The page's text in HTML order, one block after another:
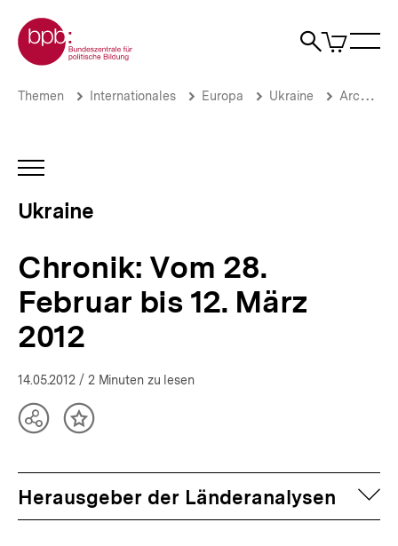
zum
Seiteninhalt
springen
Zur Startseite der bpb
Suche
Artikel
im
Chronik:
bis
12.
März
2012
Analysen
bpb.de
Brotkrümelnavigation
Pfadnavigation
Themen Internationales Europa Ukraine Archiv 2012
INHALTSNAVIGATION
Ukraine
Chronik: Vom 28.
Februar bis 12. März
2012
14.05.2012 / 2 Minuten zu lesen
TeilenInhalt
Herausgeber der Länderanalysen